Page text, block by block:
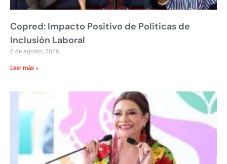
Copred: Impacto Positivo de Políticas de
Inclusión Laboral
6 de agosto, 2026
Leer más »